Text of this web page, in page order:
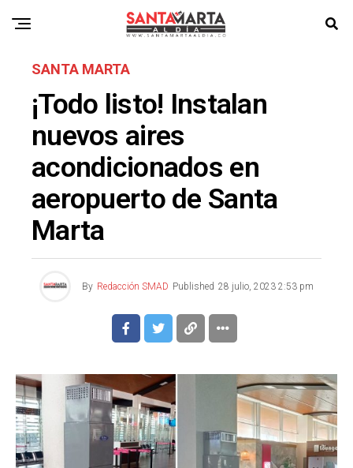
SANTA MARTA
¡Todo listo! Instalan
nuevos aires
acondicionados en
aeropuerto de Santa
Marta
By Redacción SMAD Published 28 julio, 2023 2:53 pm